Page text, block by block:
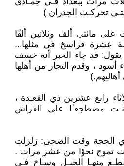
تحركـت الجدران )
مائتي ألف وثلاثين ألفًا
عشرة فراسخ في مثلها‏.‏..
قد جاء الخبر أنه خسف
أسود ، وقدم التجار من أهلها
رابع عشرين ذي القعـدة ،
مضطجعـًا على الفراش
الحجة وقت الضحى‏:‏ زلزلت
تموج نحوًا من عشر مرات .
منهـا الجبـل وسـاخ فـي